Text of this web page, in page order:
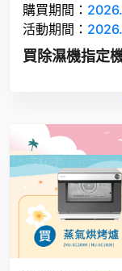
購買期間：
活動期間：
買除濕機指定